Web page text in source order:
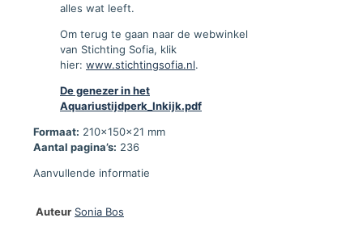
alles wat leeft.
Om terug te gaan naar de webwinkel
van Stichting Sofia, klik
hier: www.stichtingsofia.nl.
De genezer in het
Aquariustijdperk_Inkijk.pdf
Formaat: 210x150x21 mm
Aantal pagina’s: 236
Aanvullende informatie
Auteur Sonia Bos